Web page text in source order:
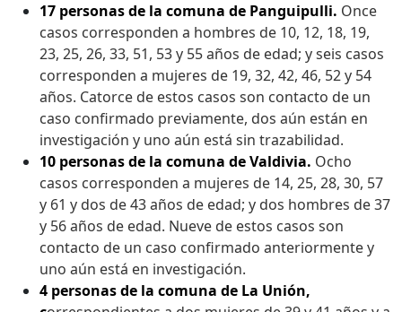
17 personas de la comuna de Panguipulli. Once
casos corresponden a hombres de 10, 12, 18, 19,
23, 25, 26, 33, 51, 53 y 55 años de edad; y seis casos
corresponden a mujeres de 19, 32, 42, 46, 52 y 54
años. Catorce de estos casos son contacto de un
caso confirmado previamente, dos aún están en
investigación y uno aún está sin trazabilidad.
10 personas de la comuna de Valdivia. Ocho
casos corresponden a mujeres de 14, 25, 28, 30, 57
y 61 y dos de 43 años de edad; y dos hombres de 37
y 56 años de edad. Nueve de estos casos son
contacto de un caso confirmado anteriormente y
uno aún está en investigación.
4 personas de la comuna de La Unión,